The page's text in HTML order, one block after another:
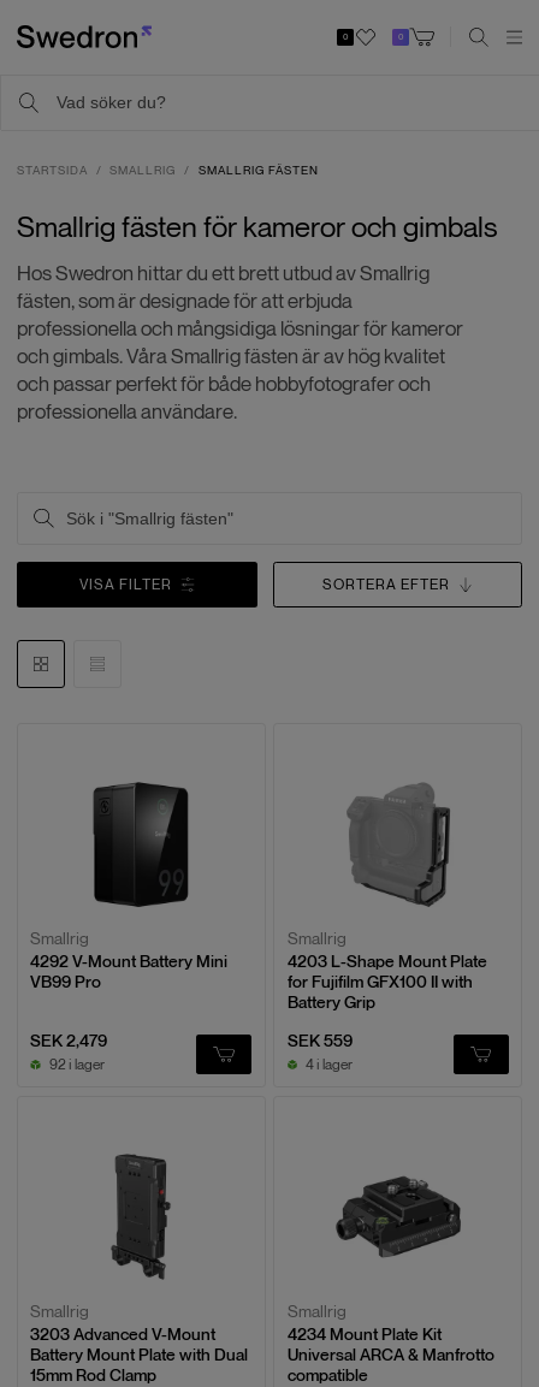
0 0
STARTSIDA SMALLRIG SMALLRIG FÄSTEN
Smallrig fästen för kameror och gimbals
Hos Swedron hittar du ett brett utbud av Smallrig
fästen, som är designade för att erbjuda
professionella och mångsidiga lösningar för kameror
och gimbals. Våra Smallrig fästen är av hög kvalitet
och passar perfekt för både hobbyfotografer och
professionella användare.
VISA FILTER SORTERA EFTER
Smallrig
4292 V-Mount Battery Mini
VB99 Pro
SEK 2,479
92 i lager
Smallrig
4203 L-Shape Mount Plate
for Fujifilm GFX100 II with
Battery Grip
SEK 559
4 i lager
Smallrig
3203 Advanced V-Mount
Battery Mount Plate with Dual
15mm Rod Clamp
Smallrig
4234 Mount Plate Kit
Universal ARCA & Manfrotto
compatible